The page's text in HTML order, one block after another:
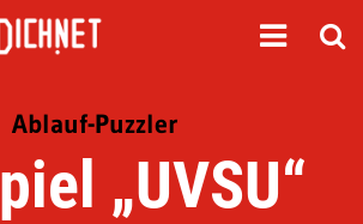
Ablauf-Puzzler
„UVSU“